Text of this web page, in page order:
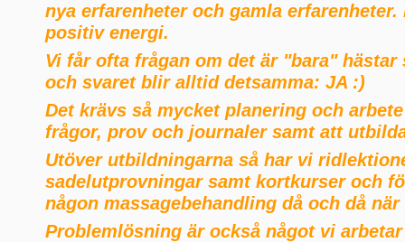
nya erfarenheter och gamla
positiv energi.
Vi får ofta frågan om det är "bara" hästar
och svaret blir alltid detsamma: JA :)
Det krävs så mycket planering och
frågor, prov och journaler samt att
Utöver utbildningarna så har vi
sadelutprovningar samt kortkurser och
någon massagebehandling då och då
Problemlösning är också något vi